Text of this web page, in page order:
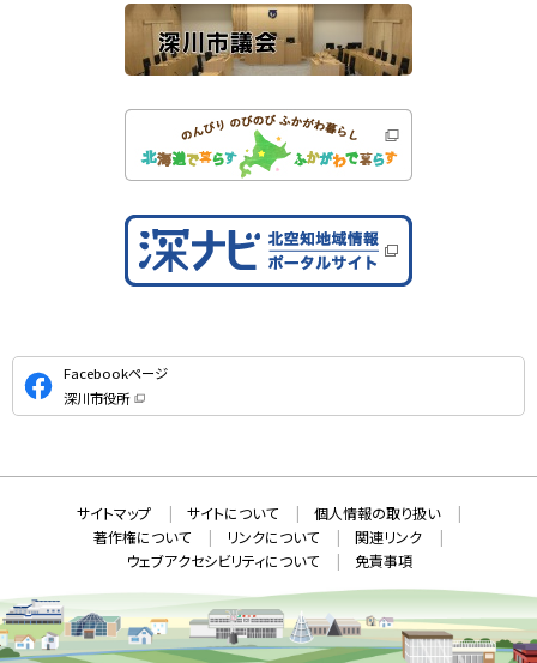
公
式
S
Facebookページ
深川市役所
（
ン
で
開
き
ま
す
メ
ニ
ュ
報
サイトマップ サイトについて
個人情報の取り扱い
著作権について
リンクについて
関連リンク
ウェブアクセシビリティについて
免責事項